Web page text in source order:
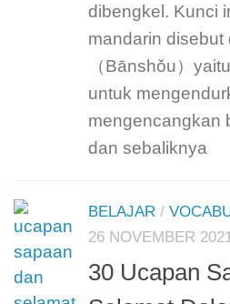
dibengkel. Kunci
mandarin disebut
（Bānshǒu）
untuk
mengencangkan
dan sebaliknya
BELAJAR /
26 NOVEMBER
30 Ucapan